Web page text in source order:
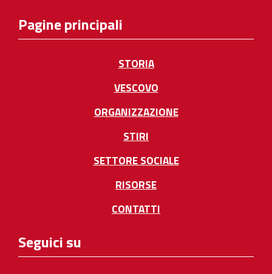
Pagine principali
STORIA
VESCOVO
ORGANIZZAZIONE
STIRI
SETTORE SOCIALE
RISORSE
CONTATTI
Seguici su